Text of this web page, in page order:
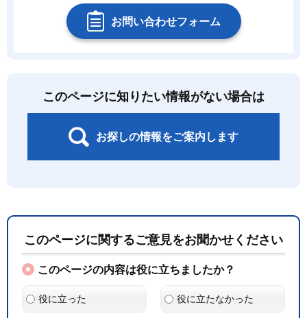
お問い合わせフォーム
このページに知りたい情報がない場合は
お探しの情報をご案内します
このページに関するご意見をお聞かせください
このページの内容は役に立ちましたか？
役に立った 役に立たなかった